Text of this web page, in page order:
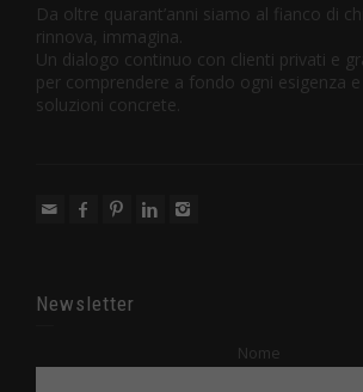
Da oltre quarant’anni siamo al fianco di
rinnova, immagina.
Un dialogo continuo con clienti privati e
per comprendere a fondo ogni esigenza
soluzioni concrete.
Newsletter
Nome